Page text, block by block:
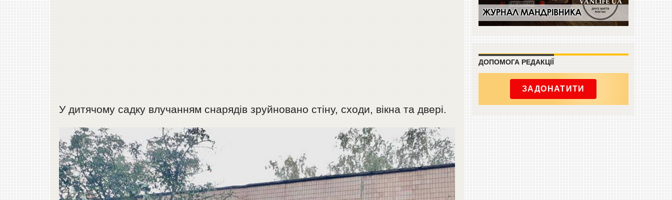
У дитячому садку влучанням снарядів зруйновано стіну, сходи, вікна та двері.
ДОПОМОГА РЕДАКЦІЇ
ЗАДОНАТИТИ